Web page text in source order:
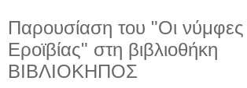
Παρουσίαση του "Οι νύμφες
Εροϊβίας" στη βιβλιοθήκη
ΒΙΒΛΙΟΚΗΠΟΣ